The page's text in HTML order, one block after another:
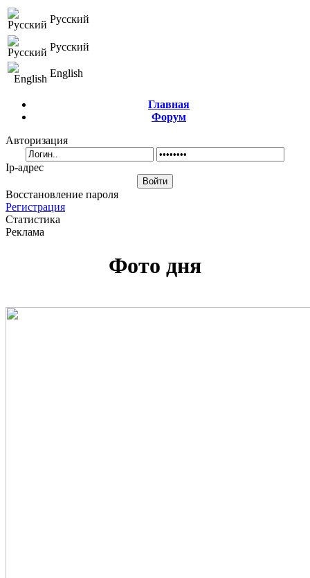
Русский
Русский
English
Главная
Форум
Авторизация
Ip-адрес
Восстановление пароля
Регистрация
Статистика
Реклама
Фото дня